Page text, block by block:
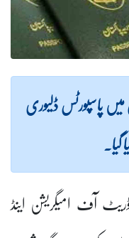
پاسپورٹس ڈلیوری
آف امیگریشن اینڈ